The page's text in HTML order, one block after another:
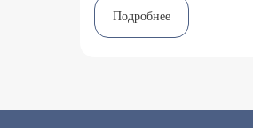
Подробнее